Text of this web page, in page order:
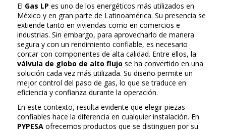
El Gas LP es uno de los energéticos más utilizados en
México y en gran parte de Latinoamérica. Su presencia se
extiende tanto en viviendas como en comercios e
industrias. Sin embargo, para aprovecharlo de manera
segura y con un rendimiento confiable, es necesario
contar con componentes de alta calidad. Entre ellos, la
válvula de globo de alto flujo se ha convertido en una
solución cada vez más utilizada. Su diseño permite un
mejor control del paso de gas, lo que se traduce en
eficiencia y confianza durante la operación.
En este contexto, resulta evidente que elegir piezas
confiables hace la diferencia en cualquier instalación. En
PYPESA ofrecemos productos que se distinguen por su